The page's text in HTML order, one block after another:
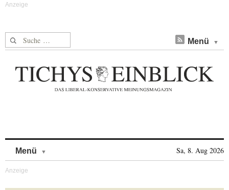
Suche nach: Menü
Menü Sa, 8. Aug 2026